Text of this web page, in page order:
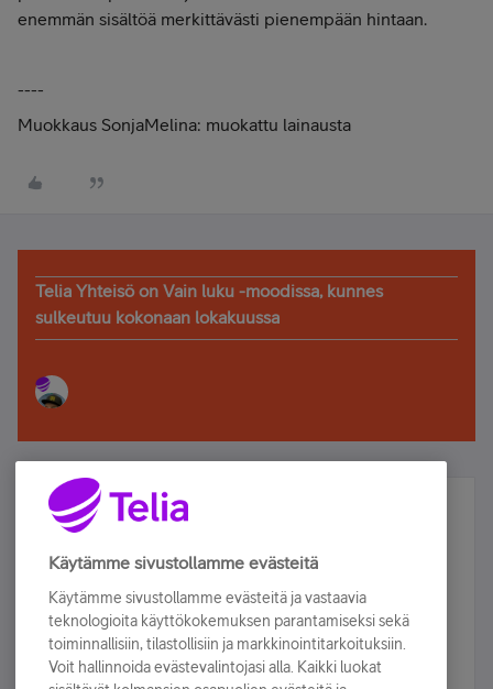
enemmän sisältöä merkittävästi pienempään hintaan.
----
Muokkaus SonjaMelina: muokattu lainausta
Telia Yhteisö on Vain luku -moodissa, kunnes
sulkeutuu kokonaan lokakuussa
Älä jää paitsi – osallistu ja voita!
Tilaa Telian uutiskirje ja olet mukana arvonnassa.
sähköpostiisi.
Tilaa nyt
Käytämme sivustollamme evästeitä
Käytämme sivustollamme evästeitä ja vastaavia
teknologioita käyttökokemuksen parantamiseksi sekä
toiminnallisiin, tilastollisiin ja markkinointitarkoituksiin.
Voit hallinnoida evästevalintojasi alla. Kaikki luokat